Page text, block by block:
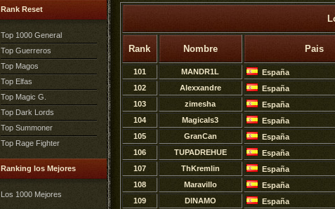
Rank Reset
Top 1000 General
Top Guerreros
Top Magos
Top Elfas
Top Magic G.
Top Dark Lords
Top Summoner
Top Rage Fighter
Ranking los Mejores
Los 1000 Mejores
Rank Nombre Pais
101 MANDR1L España
102
Alexxandre España
103
zimesha España
104
Magicals3 España
105
GranCan España
106
TUPADREHUE España
107
ThKremlin España
108
Maravillo España
109
DlNAMO España